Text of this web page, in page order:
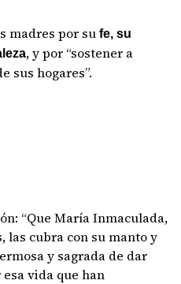
madres por su fe, su
, y por “sostener a
sus hogares”.
“Que María Inmaculada,
las cubra con su manto y
y sagrada de dar
vida que han